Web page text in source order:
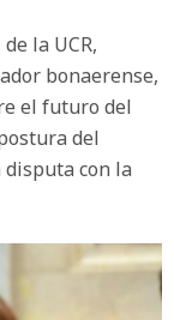
la UCR,
bonaerense,
el futuro del
del
con la